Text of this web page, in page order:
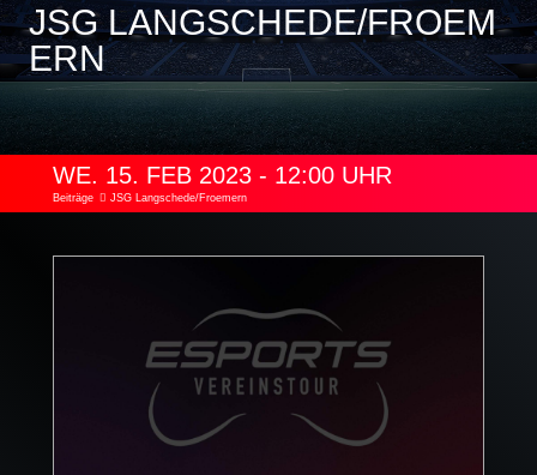
JSG LANGSCHEDE/FROEM
ERN
WE. 15. FEB 2023 - 12:00 UHR
Beiträge JSG Langschede/Froemern